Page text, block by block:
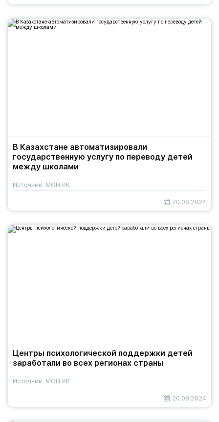
​​В Казахстане автоматизировали
государственную услугу по переводу детей
между школами
Источник: МОН РК
20.08.2024
​​Центры психологической поддержки детей
заработали во всех регионах страны
Источник: МОН РК
20.08.2024